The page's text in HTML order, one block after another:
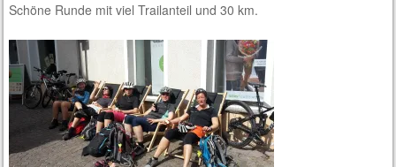
Schöne Runde mit viel Trailanteil und 30 km.